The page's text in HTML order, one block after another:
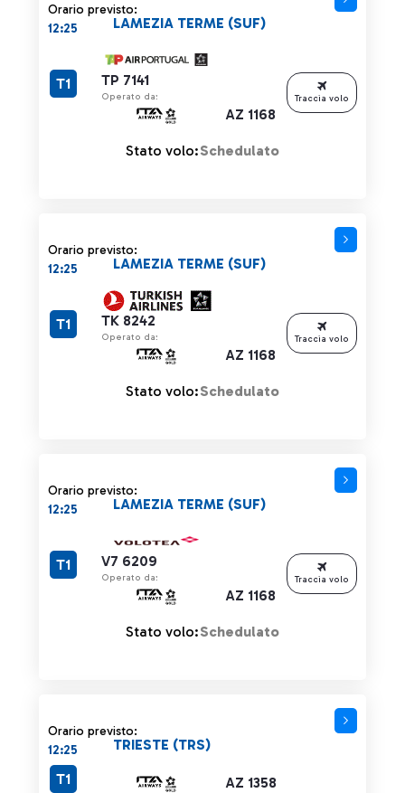
Orario previsto:
12:25
TP 7141
Operato da:
AZ 1168
LAMEZIA TERME (SUF)
T1
Stato volo:Schedulato
Traccia volo
Orario previsto:
12:25
TK 8242
Operato da:
AZ 1168
LAMEZIA TERME (SUF)
T1
Stato volo:Schedulato
Traccia volo
Orario previsto:
12:25
V7 6209
Operato da:
AZ 1168
LAMEZIA TERME (SUF)
T1
Stato volo:Schedulato
Traccia volo
Orario previsto:
12:25
AZ 1358
TRIESTE (TRS)
T1